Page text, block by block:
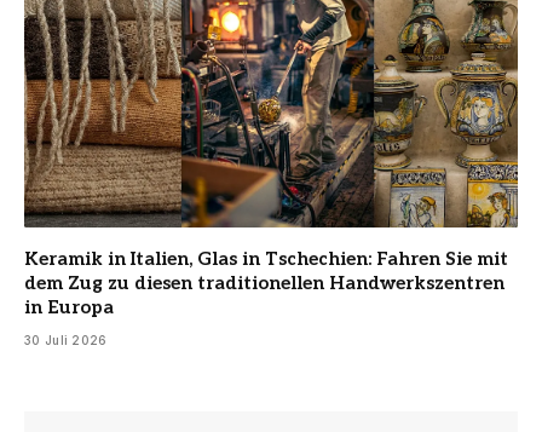
Keramik in Italien, Glas in Tschechien: Fahren Sie mit
dem Zug zu diesen traditionellen Handwerkszentren
in Europa
30 Juli 2026